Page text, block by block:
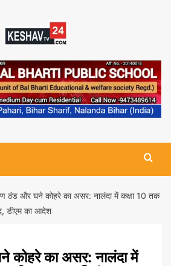
ठंड और घने कोहरे का असर: नालंदा में कक्षा 10 तक
डीएम का आदेश
कोहरे का असर: नालंदा में